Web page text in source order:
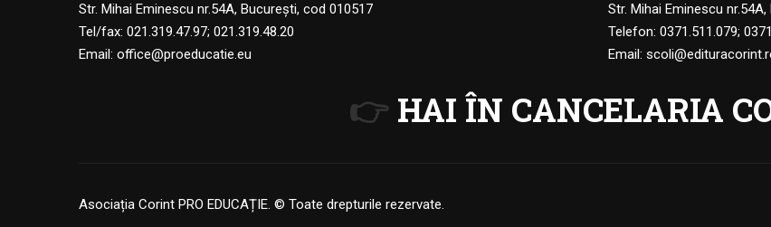
Str. Mihai Eminescu nr.54A, București, cod 010517
Tel/fax: 021.319.47.97; 021.319.48.20
Email: office@proeducatie.eu
Str. Mihai Eminescu
Telefon: 0371.511.079;
Email:
👉 HAI ÎN CANCELARIA
Asociația Corint PRO EDUCAȚIE. © Toate drepturile rezervate.